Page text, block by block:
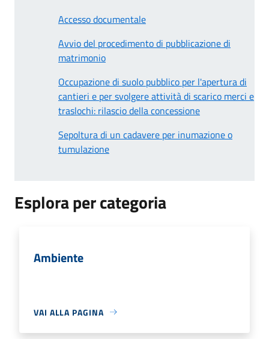
Accesso documentale
Avvio del procedimento di pubblicazione di
matrimonio
Occupazione di suolo pubblico per l'apertura di
cantieri e per svolgere attività di scarico merci e
traslochi: rilascio della concessione
Sepoltura di un cadavere per inumazione o
tumulazione
Esplora per categoria
Ambiente
VAI ALLA PAGINA